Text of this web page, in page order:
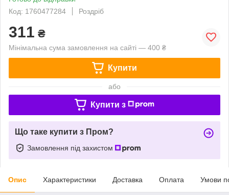
Код: 1760477284
Роздріб
311 ₴
Мінімальна сума замовлення на сайті — 400 ₴
Купити
або
Купити з
Що таке купити з Пром?
Замовлення під захистом
Опис Характеристики Доставка Оплата Умови